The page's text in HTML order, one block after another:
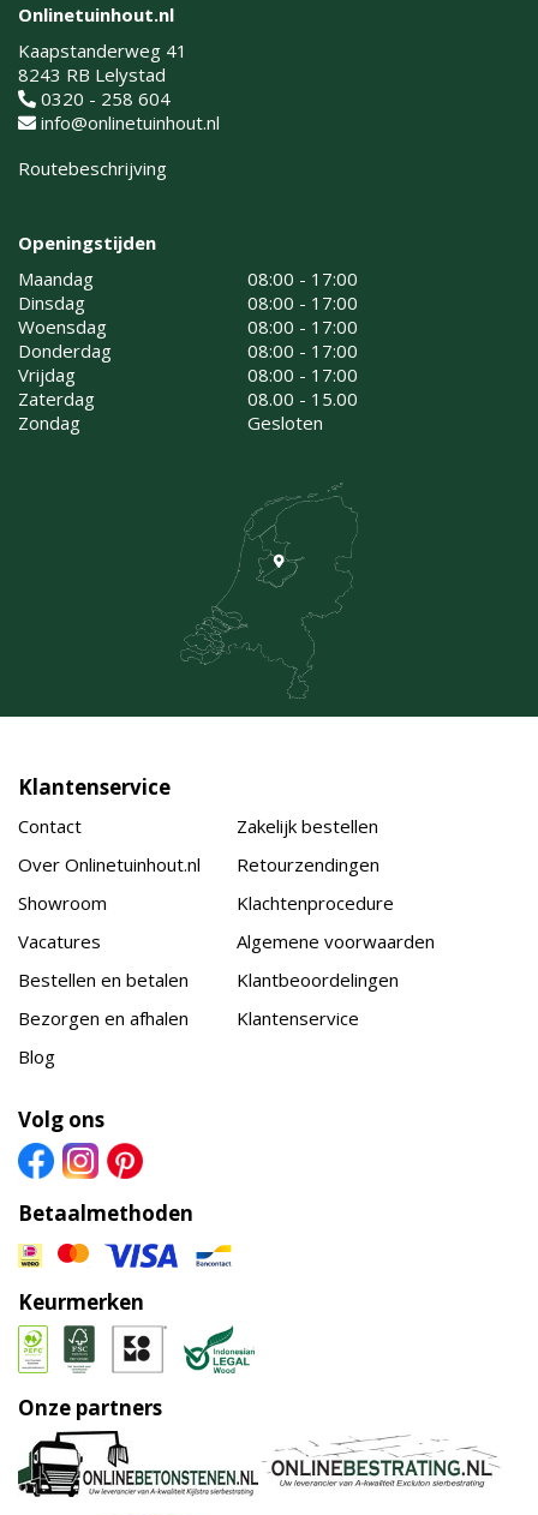
Onlinetuinhout.nl
Kaapstanderweg 41
8243 RB Lelystad
0320 - 258 604
info@onlinetuinhout.nl
Routebeschrijving
Openingstijden
Maandag
08:00 - 17:00
Dinsdag
08:00 - 17:00
Woensdag
08:00 - 17:00
Donderdag
08:00 - 17:00
Vrijdag
08:00 - 17:00
Zaterdag
08.00 - 15.00
Zondag
Gesloten
Klantenservice
Contact
Over Onlinetuinhout.nl
Showroom
Vacatures
Bestellen en betalen
Bezorgen en afhalen
Blog
Zakelijk bestellen
Retourzendingen
Klachtenprocedure
Algemene voorwaarden
Klantbeoordelingen
Klantenservice
Volg ons
Betaalmethoden
Keurmerken
Onze partners